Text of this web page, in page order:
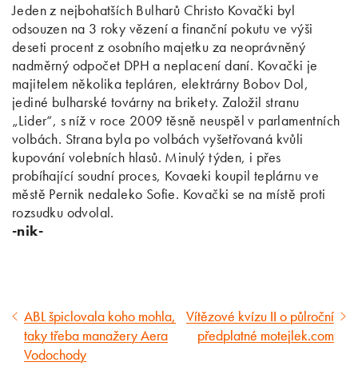
Jeden z nejbohatších Bulharů Christo Kovački byl
odsouzen na 3 roky vězení a finanční pokutu ve výši
deseti procent z osobního majetku za neoprávněný
nadměrný odpočet DPH a neplacení daní. Kovački je
majitelem několika tepláren, elektrárny Bobov Dol,
jediné bulharské továrny na brikety. Založil stranu
„Lider“, s níž v roce 2009 těsně neuspěl v parlamentních
volbách. Strana byla po volbách vyšetřovaná kvůli
kupování volebních hlasů. Minulý týden, i přes
probíhající soudní proces, Kovaeki koupil teplárnu ve
městě Pernik nedaleko Sofie. Kovački se na místě proti
rozsudku odvolal.
-nik-
Předcházející
článek
ABL špiclovala koho mohla,
taky třeba manažery Aera
Vodochody
Následující
článek
Vítězové kvízu II o půlroční
předplatné motejlek.com